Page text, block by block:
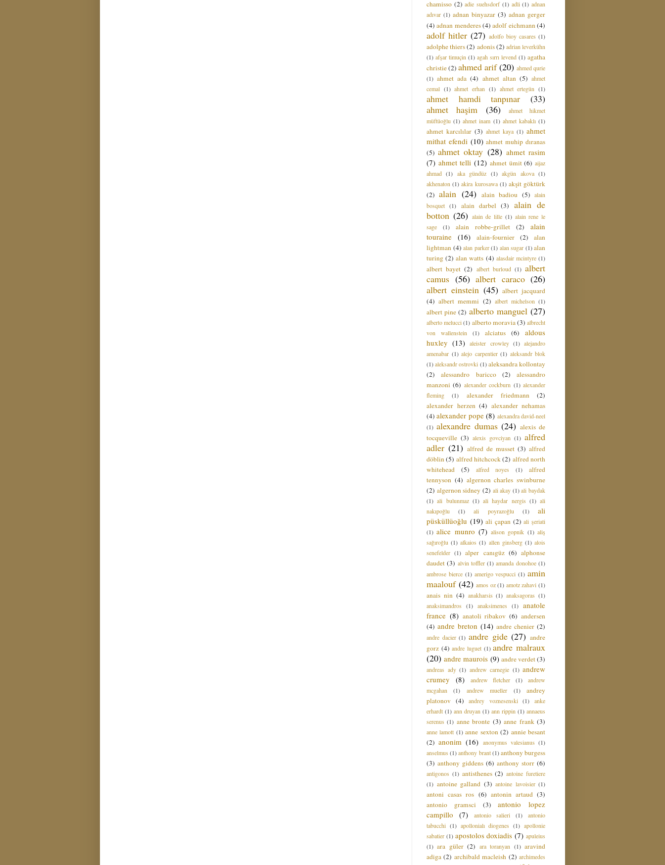
chamisso (2) adie suehsdorf (1) adli (1) adnan
adıvar (1) adnan binyazar (3) adnan gerger
(4) adnan menderes(4) adolf eichmann (4)
adolf hitler (27) adolfo bioy casares (1)
adolphe thiers(2) adonis(2) adrian leverkühn
(1) afşar timuçin (1) agah sırrı levend (1) agatha
christie(2) ahmed arif (20) ahmed qurie
(1) ahmet ada (4) ahmet altan (5) ahmet
cemal (1) ahmet erhan (1) ahmet ertegün (1)
ahmet hamdi tanpınar
(33)
ahmet haşim
(36)
ahmet hikmet
müftüoğlu (1) ahmet inam (1) ahmet kabaklı (1)
ahmet karcılılar (3) ahmet kaya (1) ahmet
mithat efendi (10) ahmet muhip dıranas
(5) ahmet oktay (28) ahmet rasim
(7) ahmet telli (12) ahmet ümit (6) aijaz
ahmad (1) aka gündüz (1) akgün akova (1)
akhenaton (1) akira kurosawa (1) akşit göktürk
(2) alain (24) alain badiou (5) alain
bosquet (1) alain darbel (3)
alain de
botton (26) alain de lille (1) alain rene le
sage
(1) alain robbe-grillet (2)
alain
touraine (16) alain-fournier (2)
alan
lightman (4) alan parker (1) alan sugar (1) alan
turing (2) alan watts (4) alasdair mcintyre (1)
albert bayet (2) albert burloud (1) albert
camus (56) albert caraco (26)
albert einstein (45) albert jacquard
(4) albert memmi (2) albert michelson (1)
albert pine (2) alberto manguel (27)
alberto melucci (1) alberto moravia (3) albrecht
von wallenstein
(1) alciatus (6)
aldous
huxley (13) aleister crowley (1) alejandro
amenabar (1) alejo carpentier (1) aleksandr blok
(1) aleksandr ostrovki (1) aleksandra kollontay
(2)
alessandro baricco (2)
alessandro
manzoni (6) alexander cockburn (1) alexander
fleming
(1) alexander friedmann
(2)
alexander herzen (4) alexander nehamas
(4) alexander pope (8) alexandra david-neel
(1) alexandre dumas (24) alexis de
tocqueville (3) alexis govciyan (1) alfred
adler (21) alfred de musset (3) alfred
döblin (5) alfred hitchcock(2) alfred north
whitehead
(5) alfred noyes (1)
alfred
tennyson (4) algernon charles swinburne
(2) algernon sidney (2) ali akay (1) ali baydak
(1) ali bulunmaz (1) ali haydar nergis (1) ali
nakıpoğlu
(1) ali poyrazoğlu (1)
ali
püsküllüoğlu (19) ali çapan (2) ali şeriati
(1) alice munro (7) alison gopnik (1) aliş
sağıroğlu (1) alkaios (1) allen ginsberg (1) alois
senefelder (1) alper canıgüz (6) alphonse
daudet (3) alvin toffler (1) amanda donohoe (1)
ambrose bierce (1) amerigo vespucci (1) amin
maalouf (42) amos oz (1) amotz zahavi (1)
anais nin (4) anakharsis (1) anaksagoras (1)
anaksimandros
(1) anaksimenes (1) anatole
france (8) anatoli ribakov (6) andersen
(4) andre breton (14) andre chenier (2)
andre dacier (1) andre gide (27) andre
gorz (4) andre luguet (1) andre malraux
(20) andre maurois (9) andre verdet(3)
andreas ady (1) andrew carnegie (1) andrew
crumey
(8) andrew fletcher (1)
andrew
mcgahan
(1) andrew mueller (1)
andrey
platonov (4) andrey voznesenski (1)
anke
erhardt (1) ann druyan (1) ann rippin (1) annaeus
serenus (1) anne bronte (3) anne frank (3)
anne lamott (1) anne sexton (2) annie besant
(2) anonim (16) anonymus valesianus (1)
anselmus (1) anthony brant (1) anthony burgess
(3) anthony giddens (6) anthony storr (6)
antigonos (1) antisthenes (2) antoine furetiere
(1) antoine galland (3) antoine lavoisier (1)
antoni casas ros (6) antonin artaud (3)
antonio gramsci
(3)
antonio lopez
campillo
(7) antonio salieri (1)
antonio
tabucchi (1) apollonialı diogenes (1) apollonie
sabatier (1) apostolos doxiadis (7) apuleius
(1) ara güler (2) ara toranyan (1) aravind
adiga (2) archibald macleish (2) archimedes